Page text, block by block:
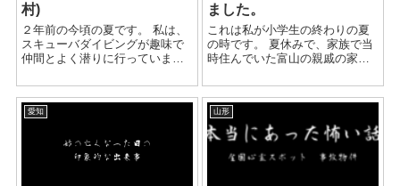
村)
２年前の今頃の夏です。 私は、
スキューバダイビングが趣味で
仲間とよく潜りに行っていま
か計画を立てて新島に行くこと
に決めました。 海の中もクリア
で泳ぎやすく良いと人からいい
ました。
これは私が小学生の終わりの夏
の時です。 夏休みで、家族で当
時住んでいた富山の親戚の家に
浜黒崎のキャンプ場へ行き寝泊
りしました。 自炊やキャンプ生
活は家族で楽しかったです。 次
の日、キャン...
愛知 山形